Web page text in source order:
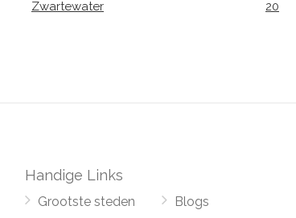
Zwartewater 20
Handige Links
Grootste steden
Blogs